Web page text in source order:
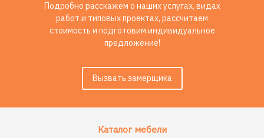
Подробно расскажем о наших услугах, видах
работ и типовых проектах, рассчитаем
стоимость и подготовим индивидуальное
предложение!
Вызвать замерщика
Каталог мебели